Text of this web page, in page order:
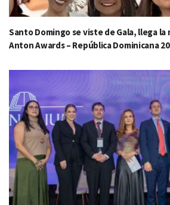
Santo Domingo se viste de Gala, llega la
Anton Awards – República Dominicana